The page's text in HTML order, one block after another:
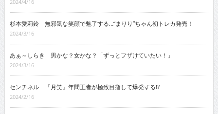
2024/4/16
杉本愛莉鈴 無邪気な笑顔で魅了する…“まりり”ちゃん初トレカ発売！
2024/3/16
あぁ～しらき 男かな？女かな？「ずっとフザけていたい！」
2024/3/16
センチネル 『月笑』年間王者が極致目指して爆発する!?
2024/2/16